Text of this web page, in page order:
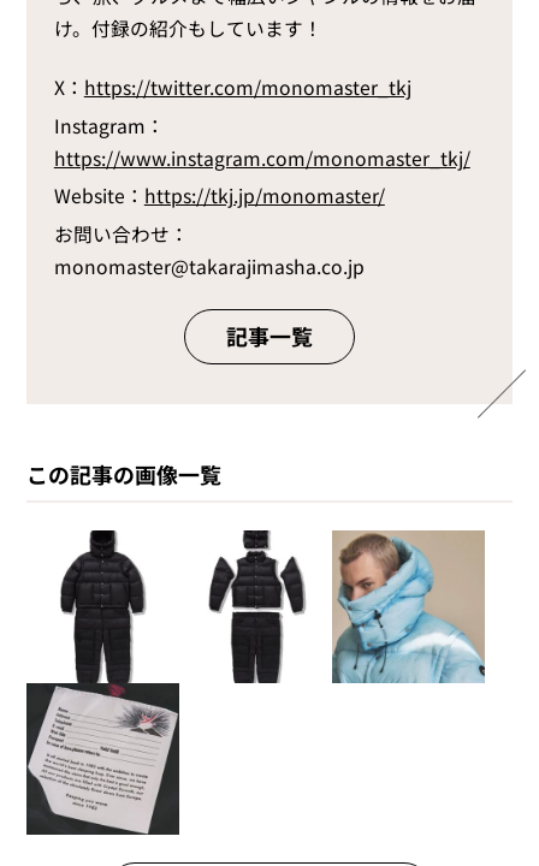
け。付録の紹介もしています！
X： https://twitter.com/monomaster_tkj
Instagram：
https://www.instagram.com/monomaster_tkj/
Website： https://tkj.jp/monomaster/
お問い合わせ：
monomaster@takarajimasha.co.jp
記事一覧
この記事の画像一覧